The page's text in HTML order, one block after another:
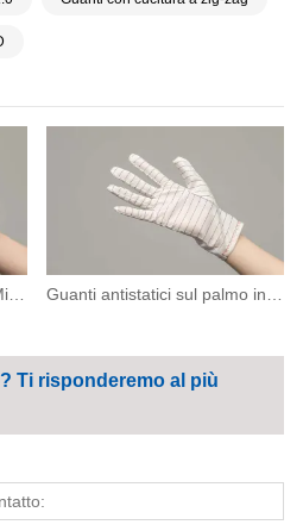
Ti risponderemo al più